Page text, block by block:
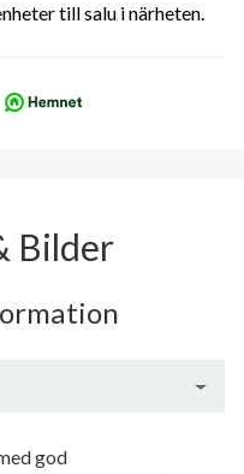
till salu i närheten.
Bilder
god